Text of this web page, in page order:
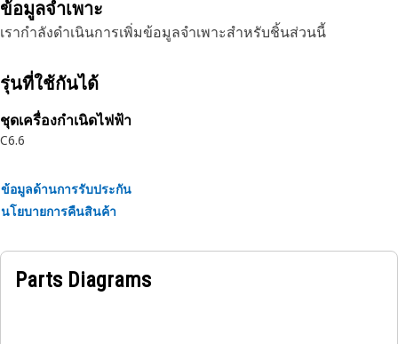
ข้อมูลจำเพาะ
เรากำลังดำเนินการเพิ่มข้อมูลจำเพาะสำหรับชิ้นส่วนนี้
รุ่นที่ใช้กันได้
ชุดเครื่องกำเนิดไฟฟ้า
C6.6
ข้อมูลด้านการรับประกัน
นโยบายการคืนสินค้า
Parts Diagrams